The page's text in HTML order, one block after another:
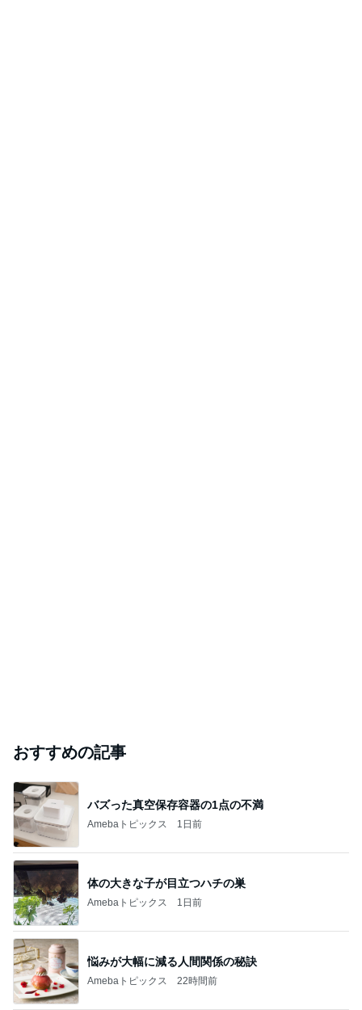
おすすめの記事
バズった真空保存容器の1点の不満
Amebaトピックス 1日前
体の大きな子が目立つハチの巣
Amebaトピックス 1日前
悩みが大幅に減る人間関係の秘訣
Amebaトピックス 22時間前